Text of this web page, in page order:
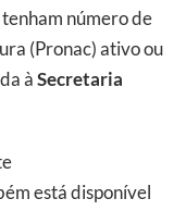
número de
(Pronac) ativo ou
àSecretaria
está disponível